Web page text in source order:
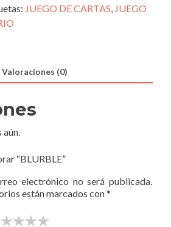
JUEGO DE CARTAS JUEGO
Valoraciones (0)
aún.
“BLURBLE”
electrónico no será publicada.
están marcados con*